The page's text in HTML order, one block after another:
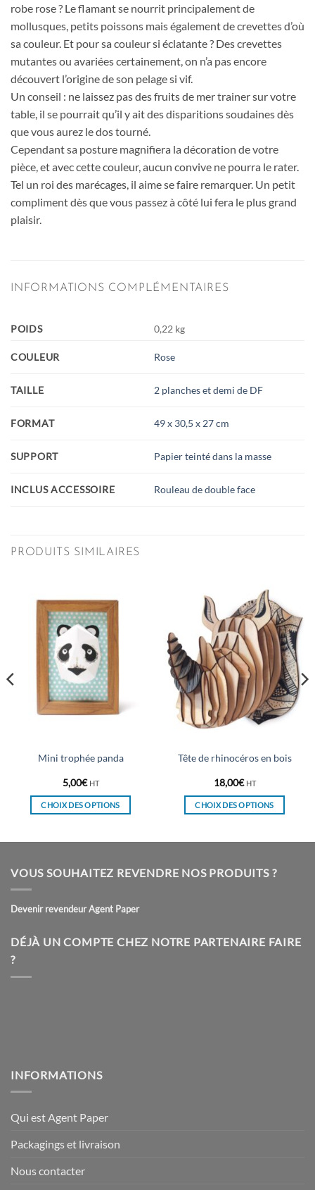
robe rose ? Le flamant se nourrit principalement de
mollusques, petits poissons mais également de crevettes d’où
sa couleur. Et pour sa couleur si éclatante ? Des crevettes
mutantes ou avariées certainement, on n’a pas encore
découvert l’origine de son pelage si vif.
Un conseil : ne laissez pas des fruits de mer trainer sur votre
table, il se pourrait qu’il y ait des disparitions soudaines dès
que vous aurez le dos tourné.
Cependant sa posture magnifiera la décoration de votre
pièce, et avec cette couleur, aucun convive ne pourra le rater.
Tel un roi des marécages, il aime se faire remarquer. Un petit
compliment dès que vous passez à côté lui fera le plus grand
plaisir.
INFORMATIONS COMPLÉMENTAIRES
POIDS 0,22 kg
COULEUR Rose
TAILLE 2 planches et demi de DF
FORMAT 49 x 30,5 x 27 cm
SUPPORT Papier teinté dans la masse
INCLUS ACCESSOIRE Rouleau de double face
PRODUITS SIMILAIRES
Mini trophée panda
5,00€ HT
CHOIX DES OPTIONS
variations.
options
être
Tête de rhinocéros en bois
18,00€ HT
CHOIX DES OPTIONS
variations.
être
VOUS SOUHAITEZ REVENDRE NOS PRODUITS ?
Devenir revendeur Agent Paper
DÉJÀ UN COMPTE CHEZ NOTRE PARTENAIRE FAIRE
?
INFORMATIONS
Qui est Agent Paper
Packagings et livraison
Nous contacter